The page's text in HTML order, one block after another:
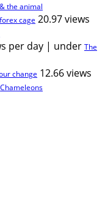
the animal
cage 20.97 views
per day | under The
change 12.66 views
Chameleons